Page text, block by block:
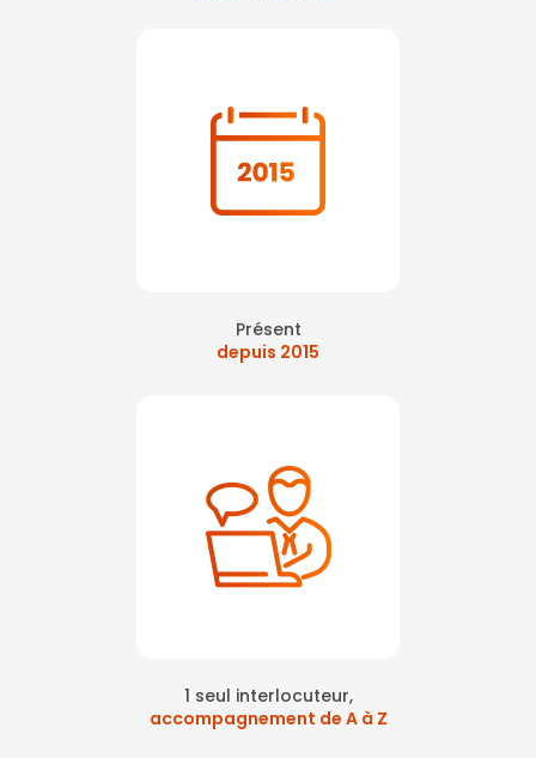
Présent
depuis 2015
1 seul interlocuteur,
accompagnement de A à Z